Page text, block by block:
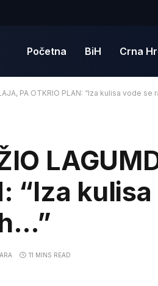
Početna BiH Crna
PA OTKRIO PLAN: “Iza kulisa vode
“Iza
11 MINS READ